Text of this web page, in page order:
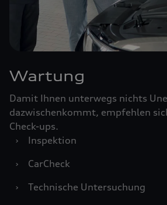
Wartung
Damit Ihnen unterwegs nichts
dazwischenkommt, empfehlen
Check-ups.
›
Inspektion
›
CarCheck
›
Technische Untersuchung